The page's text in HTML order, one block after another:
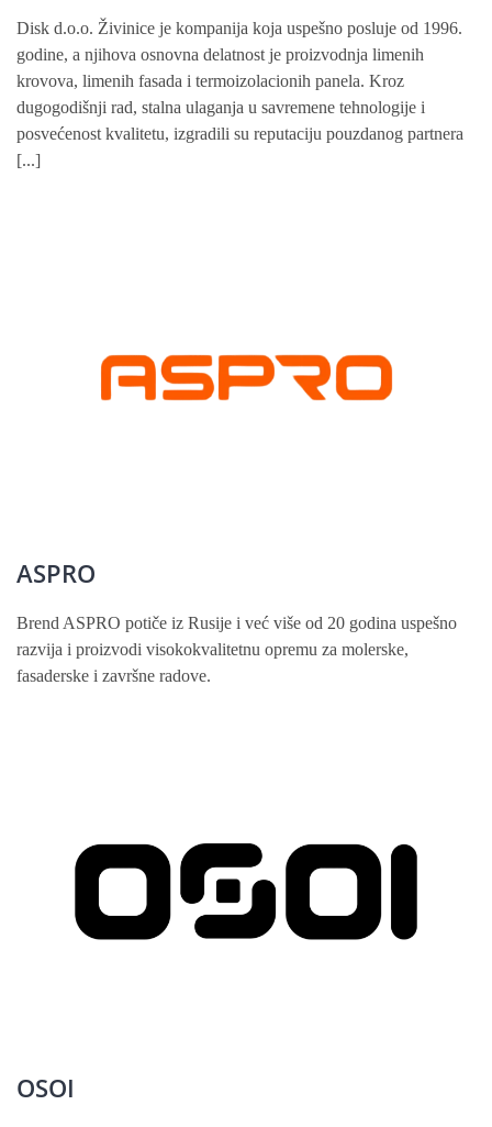
Disk d.o.o. Živinice je kompanija koja uspešno posluje od 1996.
godine, a njihova osnovna delatnost je proizvodnja limenih
krovova, limenih fasada i termoizolacionih panela. Kroz
dugogodišnji rad, stalna ulaganja u savremene tehnologije i
posvećenost kvalitetu, izgradili su reputaciju pouzdanog partnera
[...]
ASPRO
Brend ASPRO potiče iz Rusije i već više od 20 godina uspešno
razvija i proizvodi visokokvalitetnu opremu za molerske,
fasaderske i završne radove.
OSOI